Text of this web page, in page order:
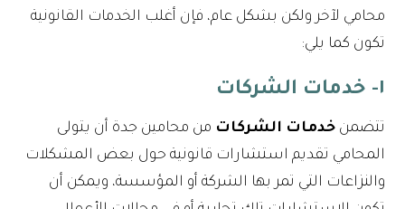
محامي لآخر ولكن بشكل عام، فإن أغلب الخدمات القانونية
تكون كما يلي:
١- خدمات الشركات
تتضمنخدمات الشركات من محامين جدة أن يتولى
المحامي تقديم استشارات قانونية حول بعض المشكلات
والنزاعات التي تمر بها الشركة أو المؤسسة، ويمكن أن